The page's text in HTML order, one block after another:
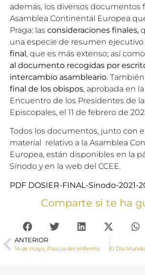
además, los diversos documentos
Asamblea Continental Europea
Praga: las consideraciones finales,
una especie de resumen ejecutivo
final, que es más extenso; así
al documento recogidas por
intercambio asambleario.
final de los obispos, aprobada en
Encuentro de los Presidentes de
Episcopales, el 11 de febrero de
Todos los documentos, junto con
material relativo a la Asamblea
Europea, están disponibles en la
Sínodo y en la web del CCEE.
PDF DOSIER-FINAL-Sinodo-2021-
Comparte si te ha
ANTERIOR
14 de mayo, Pascua del enfermo